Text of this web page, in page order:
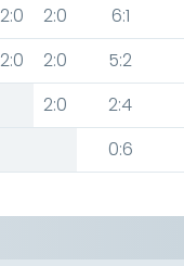
2:0 2:0 6:1
2:0 2:0 5:2
2:0 2:4
0:6